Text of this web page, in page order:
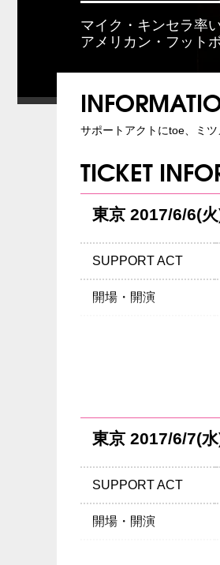
マイク・キンセラ率
アメリカン・フット
サポートアクトにtoe、ミ
TICKET
東京 2017/6/6(
SUPPORT ACT
開場・開演
東京 2017/6/7(
SUPPORT ACT
開場・開演